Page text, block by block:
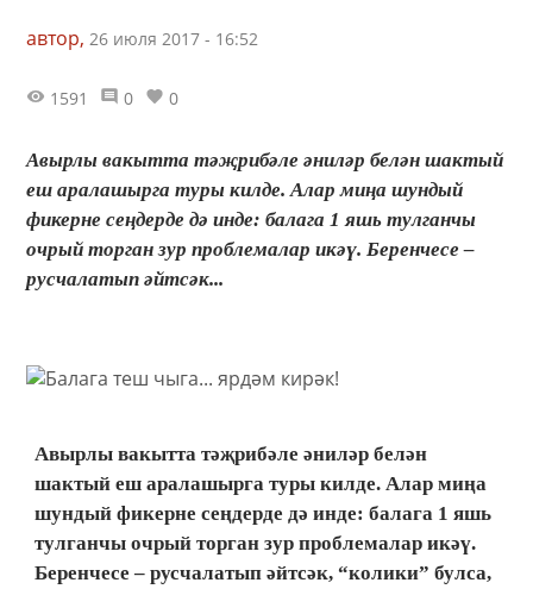
автор, 26 июля 2017 - 16:52
1591 0 0
Авырлы вакытта тәҗрибәле әниләр белән шактый
еш аралашырга туры килде. Алар миңа шундый
фикерне сеңдерде дә инде: балага 1 яшь тулганчы
очрый торган зур проблемалар икәү. Беренчесе –
русчалатып әйтсәк...
Авырлы вакытта тәҗрибәле әниләр белән
шактый еш аралашырга туры килде. Алар миңа
шундый фикерне сеңдерде дә инде: балага 1 яшь
тулганчы очрый торган зур проблемалар икәү.
Беренчесе – русчалатып әйтсәк, “колики” булса,